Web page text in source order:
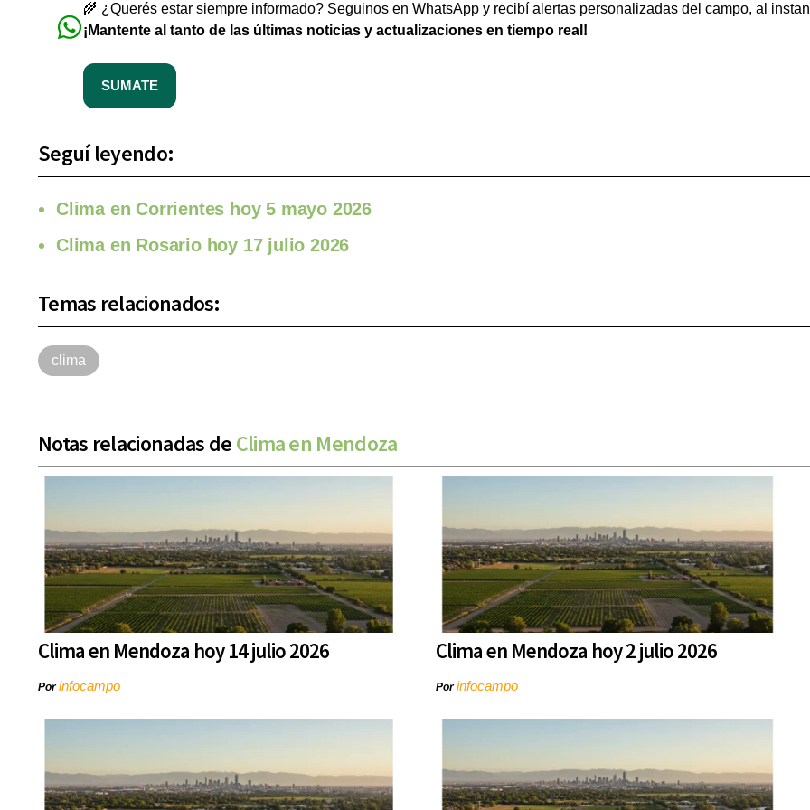
🌾 ¿Querés estar siempre informado? Seguinos en WhatsApp y recibí alertas personalizadas del campo, al
¡Mantente al tanto de las últimas noticias y actualizaciones en tiempo real!
SUMATE
Seguí leyendo:
Clima en Corrientes hoy 5 mayo 2026
Clima en Rosario hoy 17 julio 2026
Temas relacionados:
clima
Notas relacionadas deClima en Mendoza
Clima en Mendoza hoy 14 julio 2026
Porinfocampo
Clima en Mendoza hoy 2 julio 2026
Porinfocampo